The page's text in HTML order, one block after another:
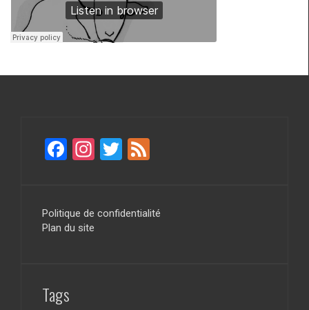
F
b
o
In
gr
T
er
Politique de confidentialité
Plan du site
Tags